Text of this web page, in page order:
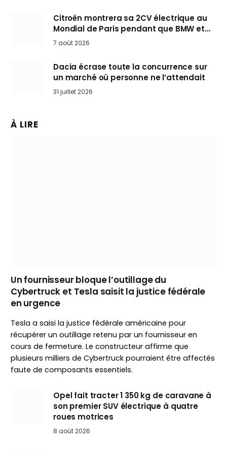
Citroën montrera sa 2CV électrique au
Mondial de Paris pendant que BMW et
Mini désertent le salon
7 août 2026
Dacia écrase toute la concurrence sur
un marché où personne ne l’attendait
31 juillet 2026
À LIRE
Un fournisseur bloque l’outillage du
Cybertruck et Tesla saisit la justice fédérale
en urgence
Tesla a saisi la justice fédérale américaine pour
récupérer un outillage retenu par un fournisseur en
cours de fermeture. Le constructeur affirme que
plusieurs milliers de Cybertruck pourraient être affectés
faute de composants essentiels.
Opel fait tracter 1 350 kg de caravane à
son premier SUV électrique à quatre
roues motrices
8 août 2026